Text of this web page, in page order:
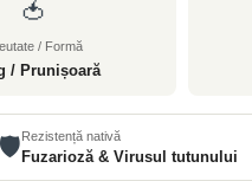
🍅
/ Formă
/ Prunișoară
🛡️Rezistență nativă
Fuzarioză & Virusul tutunului